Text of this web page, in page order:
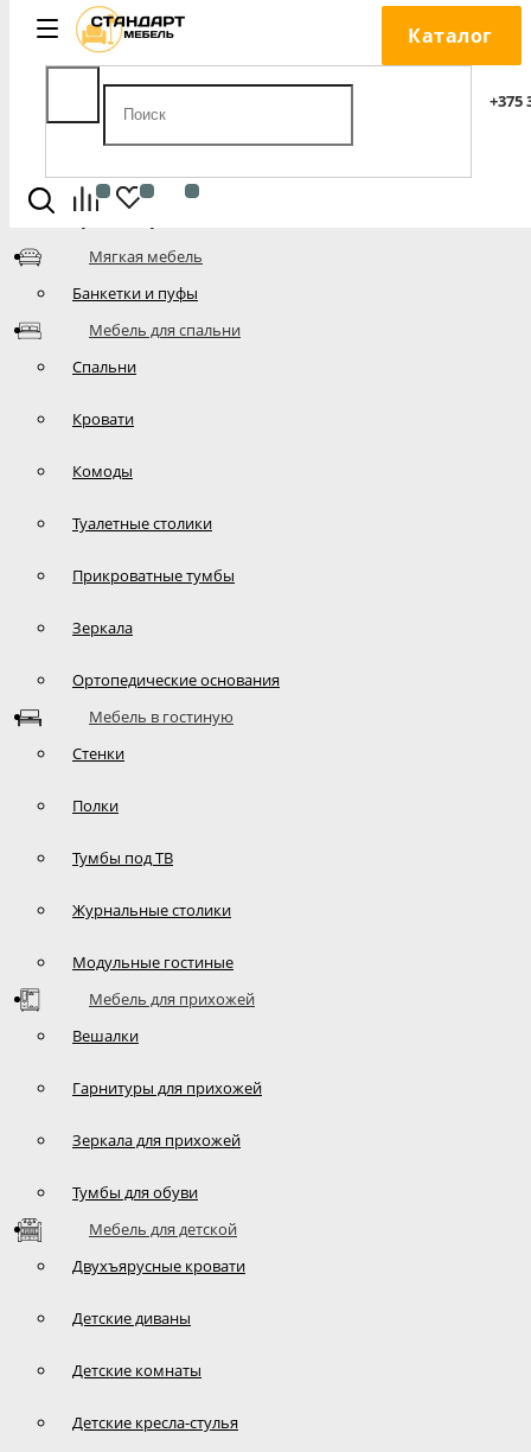
Стандарт Мебель
Мягкая мебель
Банкетки и пуфы
Мебель для спальни
Спальни
Кровати
Комоды
Туалетные столики
Прикроватные тумбы
Зеркала
Ортопедические основания
Мебель в гостиную
Стенки
Полки
Тумбы под ТВ
Журнальные столики
Модульные гостиные
Мебель для прихожей
Вешалки
Гарнитуры для прихожей
Зеркала для прихожей
Тумбы для обуви
Мебель для детской
Двухъярусные кровати
Детские диваны
Детские комнаты
Детские кресла-стулья
Каталог
+375